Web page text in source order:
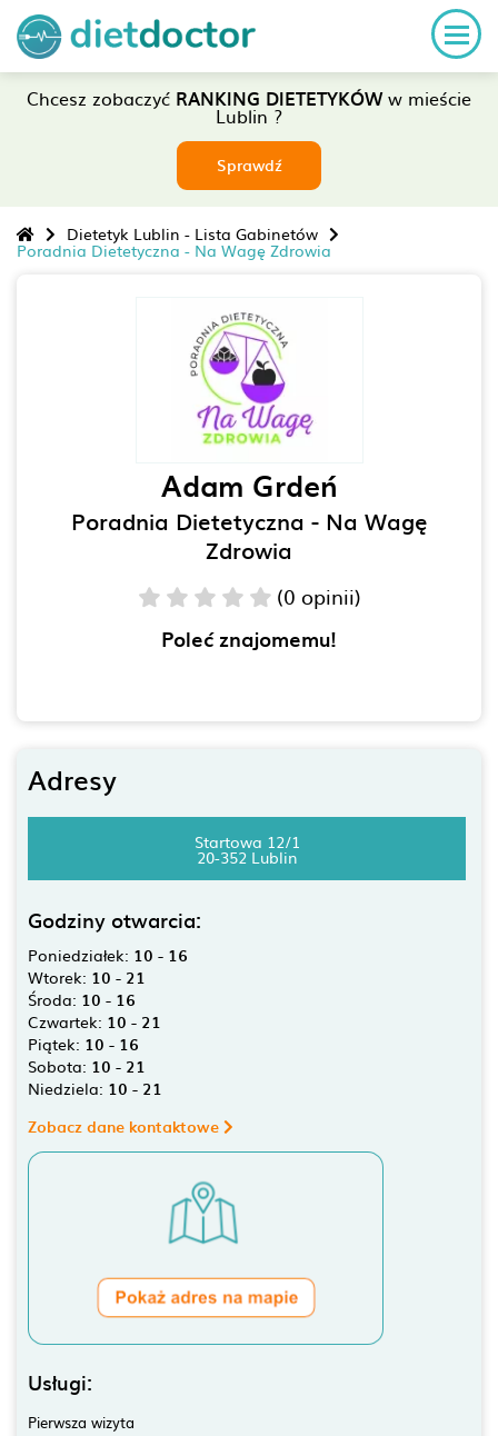
Chcesz zobaczyć RANKING DIETETYKÓWw mieście
Lublin ?
Sprawdź
Dietetyk Lublin - Lista Gabinetów
Poradnia Dietetyczna - Na Wagę Zdrowia
Adam Grdeń
Poradnia Dietetyczna - Na Wagę
Zdrowia
(0 opinii)
Poleć znajomemu!
Adresy
Startowa 12/1
20-352 Lublin
Godziny otwarcia:
Poniedziałek: 10 - 16
Wtorek: 10 - 21
Środa: 10 - 16
Czwartek: 10 - 21
Piątek: 10 - 16
Sobota: 10 - 21
Niedziela: 10 - 21
Zobacz dane kontaktowe
Usługi:
Pierwsza wizyta